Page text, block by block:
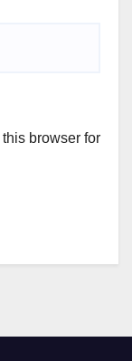
browser for